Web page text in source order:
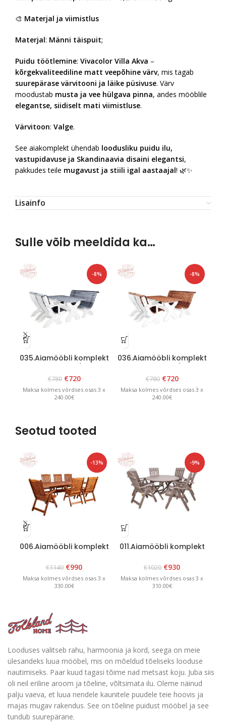
🎨 Materjal ja viimistlus
Materjal: Männi täispuit;
Puidu töötlemine: Vivacolor Villa Akva –
kõrgekvaliteediline matt veepõhine värv, mis tagab
suurepärase värvitooni ja läike püsivuse. Värv
moodustab musta ja vee hülgava pinna, andes mööblile
elegantse, siidiselt mati viimistluse.
Värvitoon: Valge.
See aiakomplekt ühendab loodusliku puidu ilu,
vastupidavuse ja Skandinaavia disaini elegantsi,
pakkudes teile mugavust ja stiili igal aastaajal! 🌿✨
Lisainfo
Sulle võib meeldida ka…
-8%
035.Aiamööbli komplekt
€780 €720
Maksa kolmes võrdses osas 3 x
240.00€
-8%
036.Aiamööbli komplekt
€780 €720
Maksa kolmes võrdses osas 3 x
240.00€
Seotud tooted
-13%
006.Aiamööbli komplekt
€1140 €990
Maksa kolmes võrdses osas 3 x
330.00€
-9%
011.Aiamööbli komplekt
€1020 €930
Maksa kolmes võrdses osas 3 x
310.00€
Looduses valitseb rahu, harmoonia ja kord, seega on meie
ülesandeks luua mööbel, mis on mõeldud tõeliseks looduse
nautimiseks. Paar kuud tagasi tõime nad metsast koju. Juba siis
oli neil eriline aroom ja tõeline, võltsimata ilu. Oleme näinud
palju vaeva, et luua nendele kaunitele puudele teie hoovis ja
majas mugav rakendus. See on tõeline puidust mööbel ja see
tundub suurepärane.